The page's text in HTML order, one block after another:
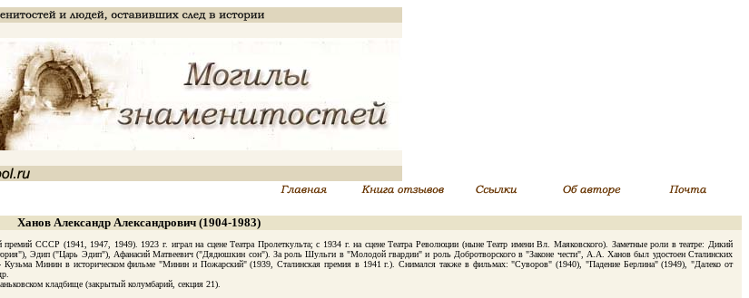
Ханов Александр Александрович (1904-1983)
СССР (1941, 1947, 1949). 1923 г. играл на сцене Театра Пролеткульта; с 1934 г. на сцене Театра Революции (ныне Театр имени Вл. Маяковского). Заметные роли в театре: Дикий
Эдип ("Царь Эдип"), Афанасий Матвеевич ("Дядюшкин сон"). За роль Шульги в "Молодой гвардии" и роль Добротворского в "Законе чести", А.А. Ханов был удостоен Сталинских
Минин в историческом фильме "Минин и Пожарский" (1939, Сталинская премия в 1941 г.). Снимался также в фильмах: "Суворов" (1940), "Падение Берлина" (1949), "Далеко от
кладбище (закрытый колумбарий, секция 21).